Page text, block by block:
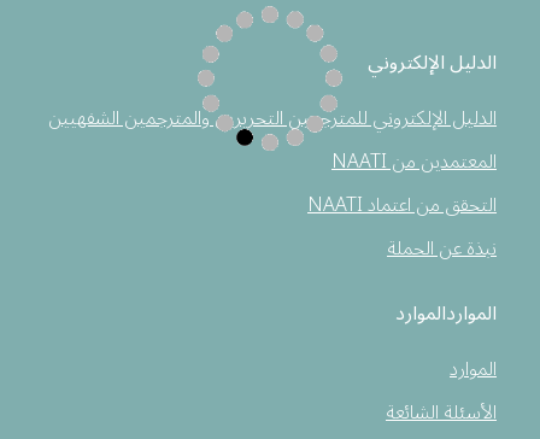
الدليل الإلكتروني
الدليل الإلكتروني للمترجمين التحريرين والمترجمين الشفهيين
المعتمدين من NAATI
التحقق من اعتماد NAATI
نبذة عن الحملة
المواردالموارد
الموارد
الأسئلة الشائعة